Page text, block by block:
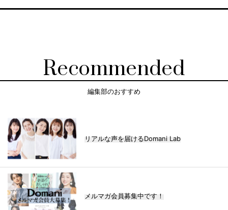
Recommended
編集部のおすすめ
リアルな声を届けるDomani Lab
メルマガ会員募集中です！